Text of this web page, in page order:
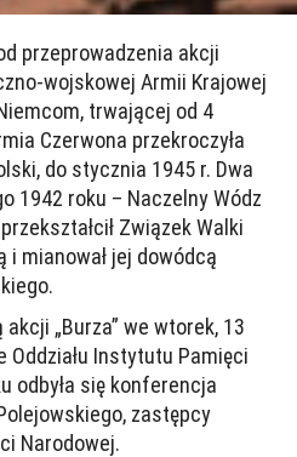
przeprowadzenia akcji
wojskowej Armii Krajowej
trwającej od 4
Czerwona przekroczyła
do stycznia 1945 r. Dwa
1942 roku – Naczelny Wódz
Związek Walki
i mianował jej dowódcą
„Burza” we wtorek, 13
Oddziału Instytutu Pamięci
odbyła się konferencja
zastępcy
Narodowej.